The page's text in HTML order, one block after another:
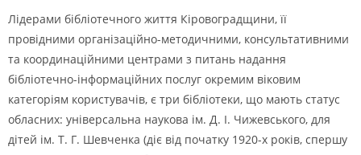
Лідерами бібліотечного життя Кіровоградщини, її
провідними організаційно-методичними, консультативними
та координаційними центрами з питань надання
бібліотечно-інформаційних послуг окремим віковим
категоріям користувачів, є три бібліотеки, що мають статус
обласних: універсальна наукова ім. Д. І. Чижевського, для
дітей ім. Т. Г. Шевченка (діє від початку 1920-х років, спершу